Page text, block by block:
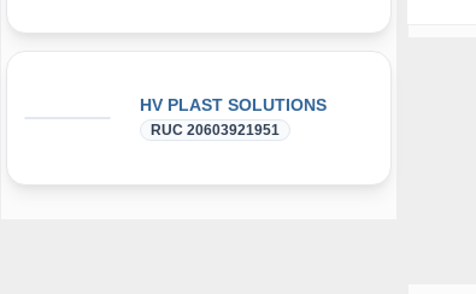
HV PLAST SOLUTIONS
RUC 20603921951